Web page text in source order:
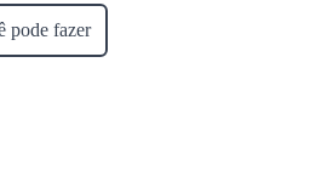
pode fazer